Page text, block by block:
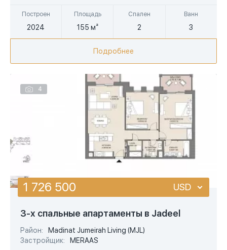
Построен
2024
Площадь
155 м²
Спален
2
Ванн
3
Подробнее
4
3-х спальные апартаменты в Jadeel
Район:
Madinat Jumeirah Living (MJL)
Застройщик:
MERAAS
1 726 500 USD
USD